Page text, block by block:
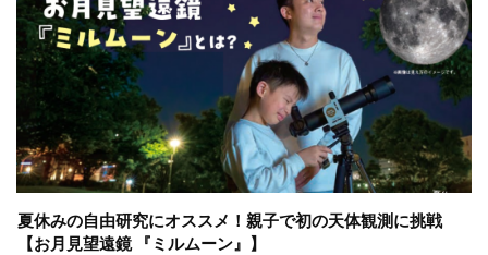
夏休みの自由研究にオススメ！親子で初の天体観測に挑戦
【お月見望遠鏡 『ミルムーン』】